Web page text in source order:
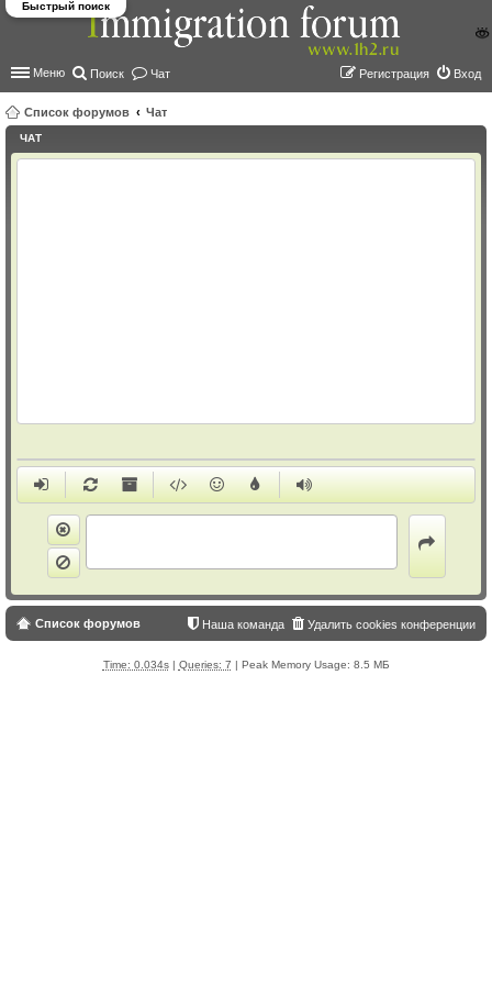
Меню Поиск Чат Вход
Регистрация
Список форумов
Чат
ск
Быстрый поиск
ЧАТ
Список форумов Удалить cookies конференции
Наша команда
Time: 0.034s| Queries: 7 | Peak Memory Usage: 8.5 МБ